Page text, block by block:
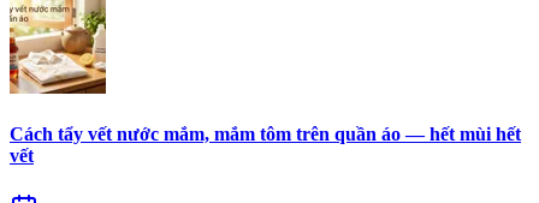
Cách tẩy vết nước mắm, mắm tôm trên quần áo — hết mùi hết
vết